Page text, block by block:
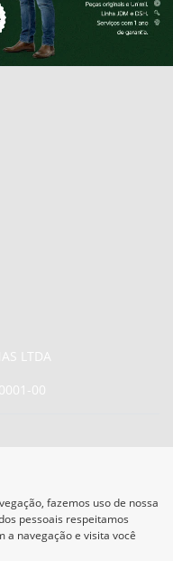
LTDA
00
fazemos uso de nossa
pessoais respeitamos
a navegação e visita você